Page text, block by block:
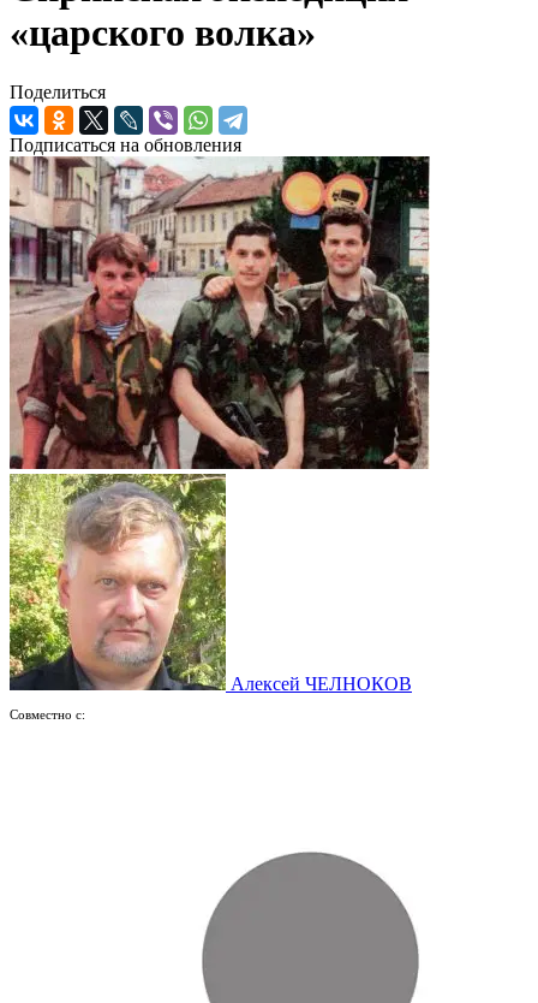
«царского волка»
Поделиться
Подписаться на обновления
Алексей ЧЕЛНОКОВ
Совместно с: